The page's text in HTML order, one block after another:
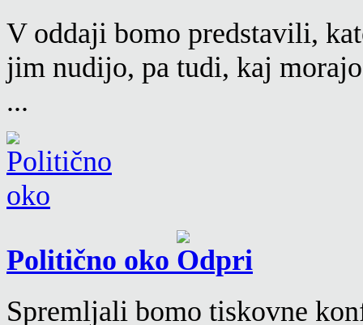
V oddaji bomo predstavili,
jim nudijo, pa tudi, kaj
...
Politično oko
Spremljali bomo tiskovne